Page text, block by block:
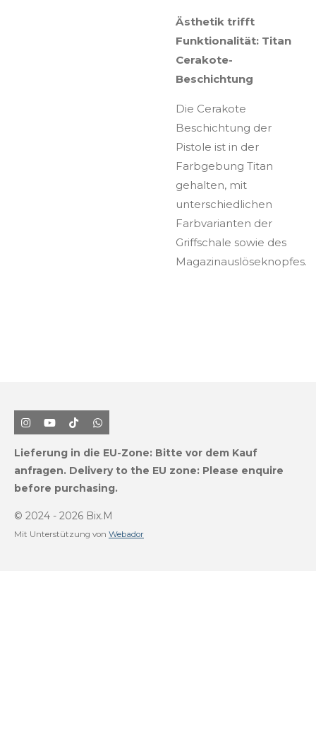
Ästhetik trifft
Funktionalität: Titan
Cerakote-
Beschichtung
Die Cerakote
Beschichtung der
Pistole ist in der
Farbgebung Titan
gehalten, mit
unterschiedlichen
Farbvarianten der
Griffschale sowie des
Magazinauslöseknopfes.
I
n
t
a
r
m
Y
o
T
u
e
T
i
k
T
o
W
h
t
s
p
Lieferung in die EU-Zone: Bitte vor dem Kauf
anfragen. Delivery to the EU zone: Please enquire
before purchasing.
© 2024 - 2026 Bix.M
Mit Unterstützung von Webador